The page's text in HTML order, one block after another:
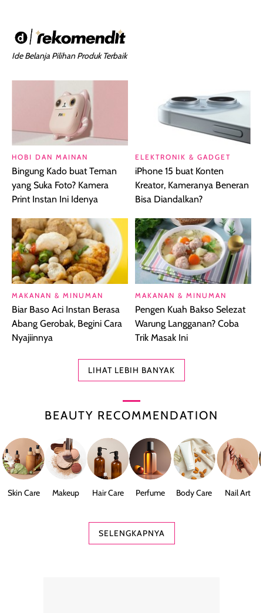
Ide Belanja Pilihan Produk Terbaik
HOBI DAN MAINAN
Bingung Kado buat Teman
yang Suka Foto? Kamera
Print Instan Ini Idenya
ELEKTRONIK & GADGET
iPhone 15 buat Konten
Kreator, Kameranya Beneran
Bisa Diandalkan?
MAKANAN & MINUMAN
Biar Baso Aci Instan Berasa
Abang Gerobak, Begini Cara
Nyajiinnya
MAKANAN & MINUMAN
Pengen Kuah Bakso Selezat
Warung Langganan? Coba
Trik Masak Ini
LIHAT LEBIH BANYAK
BEAUTY RECOMMENDATION
Skin Care Makeup Hair Care Perfume Body Care Nail Art
SELENGKAPNYA